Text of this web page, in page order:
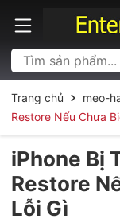
Trang chủ meo-
Restore Nếu Chưa
iPhone Bị
Restore
Lỗi Gì